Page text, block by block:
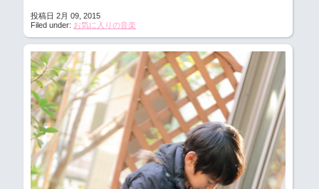
投稿日 2月 09, 2015
Filed under: お気に入りの音楽